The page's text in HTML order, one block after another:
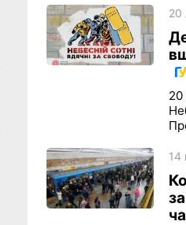
20
14